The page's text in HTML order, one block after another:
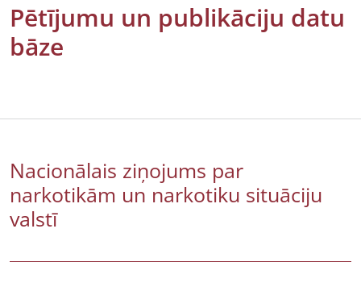
Pētījumu un publikāciju datu
bāze
Nacionālais ziņojums par
narkotikām un narkotiku situāciju
valstī